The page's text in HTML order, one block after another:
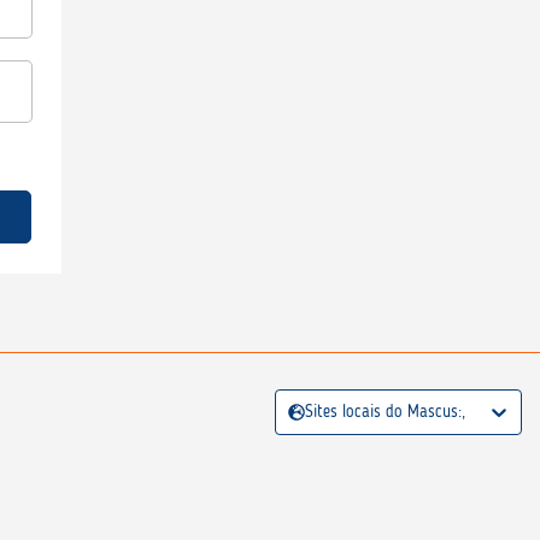
Sites locais do Mascus:,